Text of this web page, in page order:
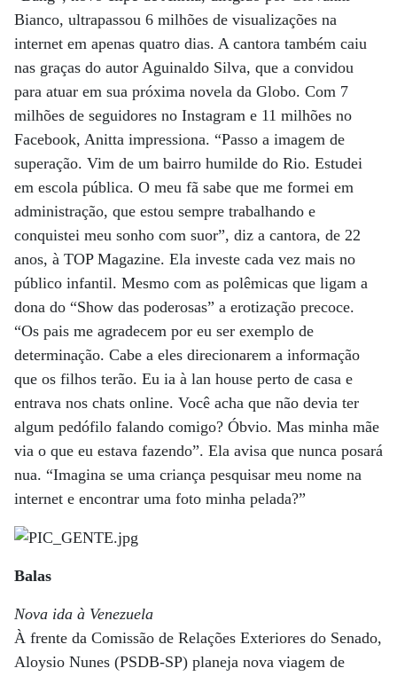
Bianco, ultrapassou 6 milhões de visualizações na
internet em apenas quatro dias. A cantora também caiu
nas graças do autor Aguinaldo Silva, que a convidou
para atuar em sua próxima novela da Globo. Com 7
milhões de seguidores no Instagram e 11 milhões no
Facebook, Anitta impressiona. “Passo a imagem de
superação. Vim de um bairro humilde do Rio. Estudei
em escola pública. O meu fã sabe que me formei em
administração, que estou sempre trabalhando e
conquistei meu sonho com suor”, diz a cantora, de 22
anos, à TOP Magazine. Ela investe cada vez mais no
público infantil. Mesmo com as polêmicas que ligam a
dona do “Show das poderosas” a erotização precoce.
“Os pais me agradecem por eu ser exemplo de
determinação. Cabe a eles direcionarem a informação
que os filhos terão. Eu ia à lan house perto de casa e
entrava nos chats online. Você acha que não devia ter
algum pedófilo falando comigo? Óbvio. Mas minha mãe
via o que eu estava fazendo”. Ela avisa que nunca posará
nua. “Imagina se uma criança pesquisar meu nome na
internet e encontrar uma foto minha pelada?”
Balas
Nova ida à Venezuela
À frente da Comissão de Relações Exteriores do Senado,
Aloysio Nunes (PSDB-SP) planeja nova viagem de